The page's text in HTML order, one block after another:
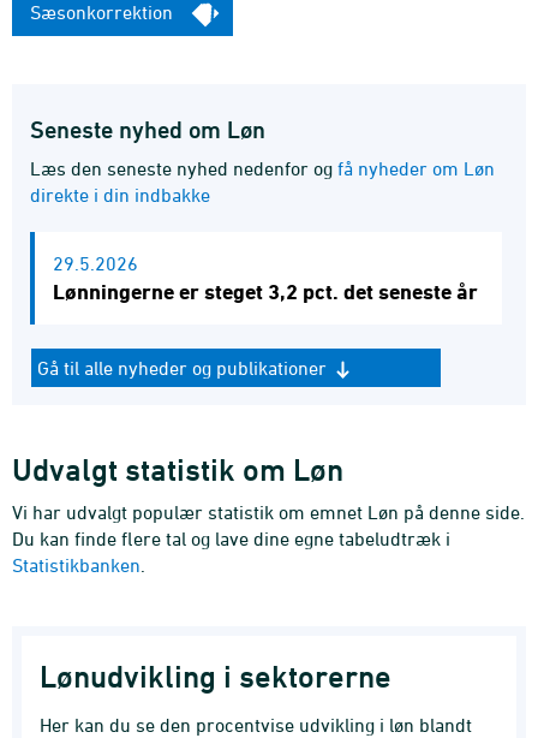
Sæsonkorrektion
Seneste nyhed om Løn
Læs den seneste nyhed nedenfor og få nyheder om Løn
direkte i din indbakke
29.5.2026
Lønningerne er steget 3,2 pct. det seneste år
Gå til alle nyheder og publikationer
Udvalgt statistik om Løn
Vi har udvalgt populær statistik om emnet Løn på denne side.
Du kan finde flere tal og lave dine egne tabeludtræk i
Statistikbanken
Lønudvikling i sektorerne
Her kan du se den procentvise udvikling i løn blandt